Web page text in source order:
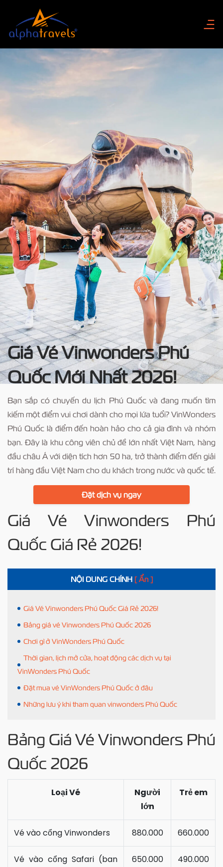
Giá Vé Vinwonders Phú
Quốc Mới Nhất 2026!
Bạn sắp có chuyến du lịch Phú Quốc và đang muốn tìm
kiếm một điểm vui chơi dành cho mọi lứa tuổi? VinWonders
Phú Quốc là điểm đến hoàn hảo cho cả gia đình và nhóm
bạn. Đây là khu công viên chủ đề lớn nhất Việt Nam, hàng
đầu châu Á với diện tích hơn 50 ha, trở thành điểm đến giải
trí hàng đầu Việt Nam cho du khách trong nước và quốc tế.
Đặt dịch vụ ngay
Giá Vé Vinwonders Phú
Quốc Giá Rẻ 2026!
NỘI DUNG CHÍNH [ Ẩn ]
Giá Vé Vinwonders Phú Quốc Giá Rẻ 2026!
Bảng giá vé Vinwonders Phú Quốc 2026
Chơi gì ở VinWonders Phú Quốc
Thời gian, lịch mở cửa, hoạt động các dịch vụ tại
VinWonders Phú Quốc
Đặt mua vé VinWonders Phú Quốc ở đâu
Những lưu ý khi tham quan vinwonders Phú Quốc
Bảng Giá Vé Vinwonders Phú
Quốc 2026
Loại Vé
Người
lớn
Trẻ em
Vé vào cổng Vinwonders 880.000 660.000
Vé vào cổng Safari (ban
650.000 490.000